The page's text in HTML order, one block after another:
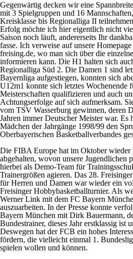
Gegenwärtig decken wir eine
mit 3 Spielgruppen und 16
Kreisklasse bis Regionalliga II
Erfolg möchte ich hier eigentlich nicht
Saison noch läuft, andererseits Ihr
fasse. Ich verweise auf unsere
freising.de, wo man sich über die
informieren kann. Die H1 halten sich
Regionalliga Süd 2. Die Damen 1 sind
Bayernliga aufgestiegen, konnten sich
U12m1 konnte sich letztes Wochenende
Meisterschaften qualifizieren und auch
Achtungserfolge auf sich aufmerksam.
vom TSV Wasserburg gewinnen, deren
Jahren immer Deutscher Meister war. Es
Mädchen der Jahrgänge 1998/99 den
Oberbayerischen Basketballverbandes
Die FIBA Europe hat im Oktober wieder
abgehalten, wovon unsere Jugendlichen
hierbei als Demo-Team für
Trainergrößen agieren. Das 28.
für Herren und Damen war wieder ein
Freisinger Hobbybasketballturnier. Als
Werner Link mit dem FC Bayern
auszuarbeiten. In der Presse konnte
Bayern München mit Dirk Bauermann,
Bundestrainer, dieses Jahr erstklassig ist
Deswegen hat der FCB ein hohes
fördern, die vielleicht einmal 1.
spielen wollen und können.